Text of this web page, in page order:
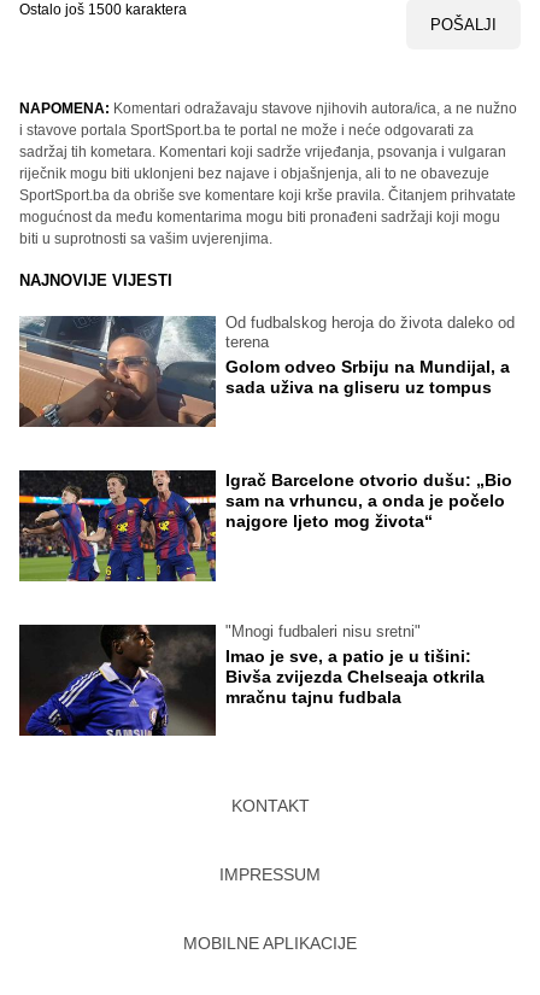
Ostalo još 1500 karaktera
POŠALJI
NAPOMENA: Komentari odražavaju stavove njihovih autora/ica, a ne nužno
i stavove portala SportSport.ba te portal ne može i neće odgovarati za
sadržaj tih kometara. Komentari koji sadrže vrijeđanja, psovanja i vulgaran
riječnik mogu biti uklonjeni bez najave i objašnjenja, ali to ne obavezuje
SportSport.ba da obriše sve komentare koji krše pravila. Čitanjem prihvatate
mogućnost da među komentarima mogu biti pronađeni sadržaji koji mogu
biti u suprotnosti sa vašim uvjerenjima.
NAJNOVIJE VIJESTI
Od fudbalskog heroja do života daleko od
terena
Golom odveo Srbiju na Mundijal, a
sada uživa na gliseru uz tompus
Igrač Barcelone otvorio dušu: „Bio
sam na vrhuncu, a onda je počelo
najgore ljeto mog života“
"Mnogi fudbaleri nisu sretni"
Imao je sve, a patio je u tišini:
Bivša zvijezda Chelseaja otkrila
mračnu tajnu fudbala
KONTAKT
IMPRESSUM
MOBILNE APLIKACIJE